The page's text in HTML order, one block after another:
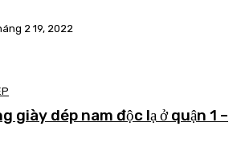
2 19, 2022
giày dép nam độc lạ ở quận 1 –